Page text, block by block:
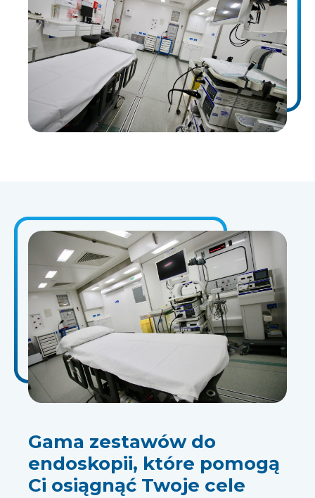
Gama zestawów do
endoskopii, które pomogą
Ci osiągnąć Twoje cele